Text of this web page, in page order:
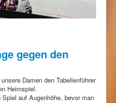
gegen den
Damen den Tabellenführer
Heimspiel.
auf Augenhöhe, bevor man